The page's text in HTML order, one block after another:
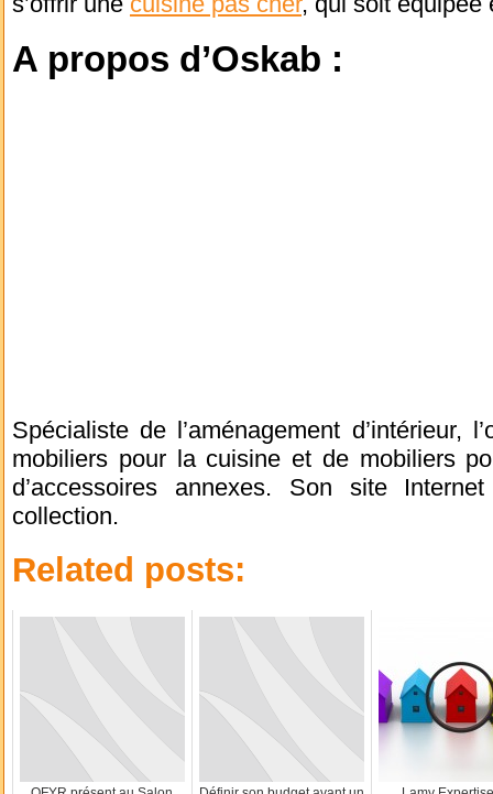
A propos d’Oskab :
Spécialiste de l’aménagement d’intérieur,
mobiliers pour la cuisine et de mobiliers
d’accessoires annexes. Son site
collection.
Related posts: